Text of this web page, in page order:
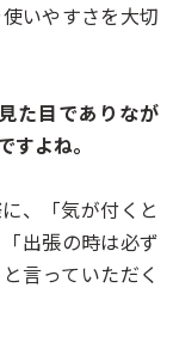
いやすさを大切
た目でありなが
よね。
、「気が付くと
出張の時は必ず
言っていただく